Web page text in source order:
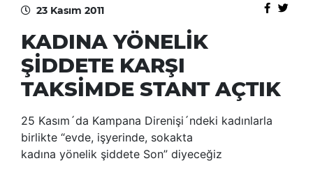
23 Kasım 2011
KADINA YÖNELİK
ŞİDDETE KARŞI
TAKSİMDE STANT AÇTIK
25 Kasım´da Kampana Direnişi´ndeki kadınlarla
birlikte “evde, işyerinde, sokakta
kadına yönelik şiddete Son” diyeceğiz